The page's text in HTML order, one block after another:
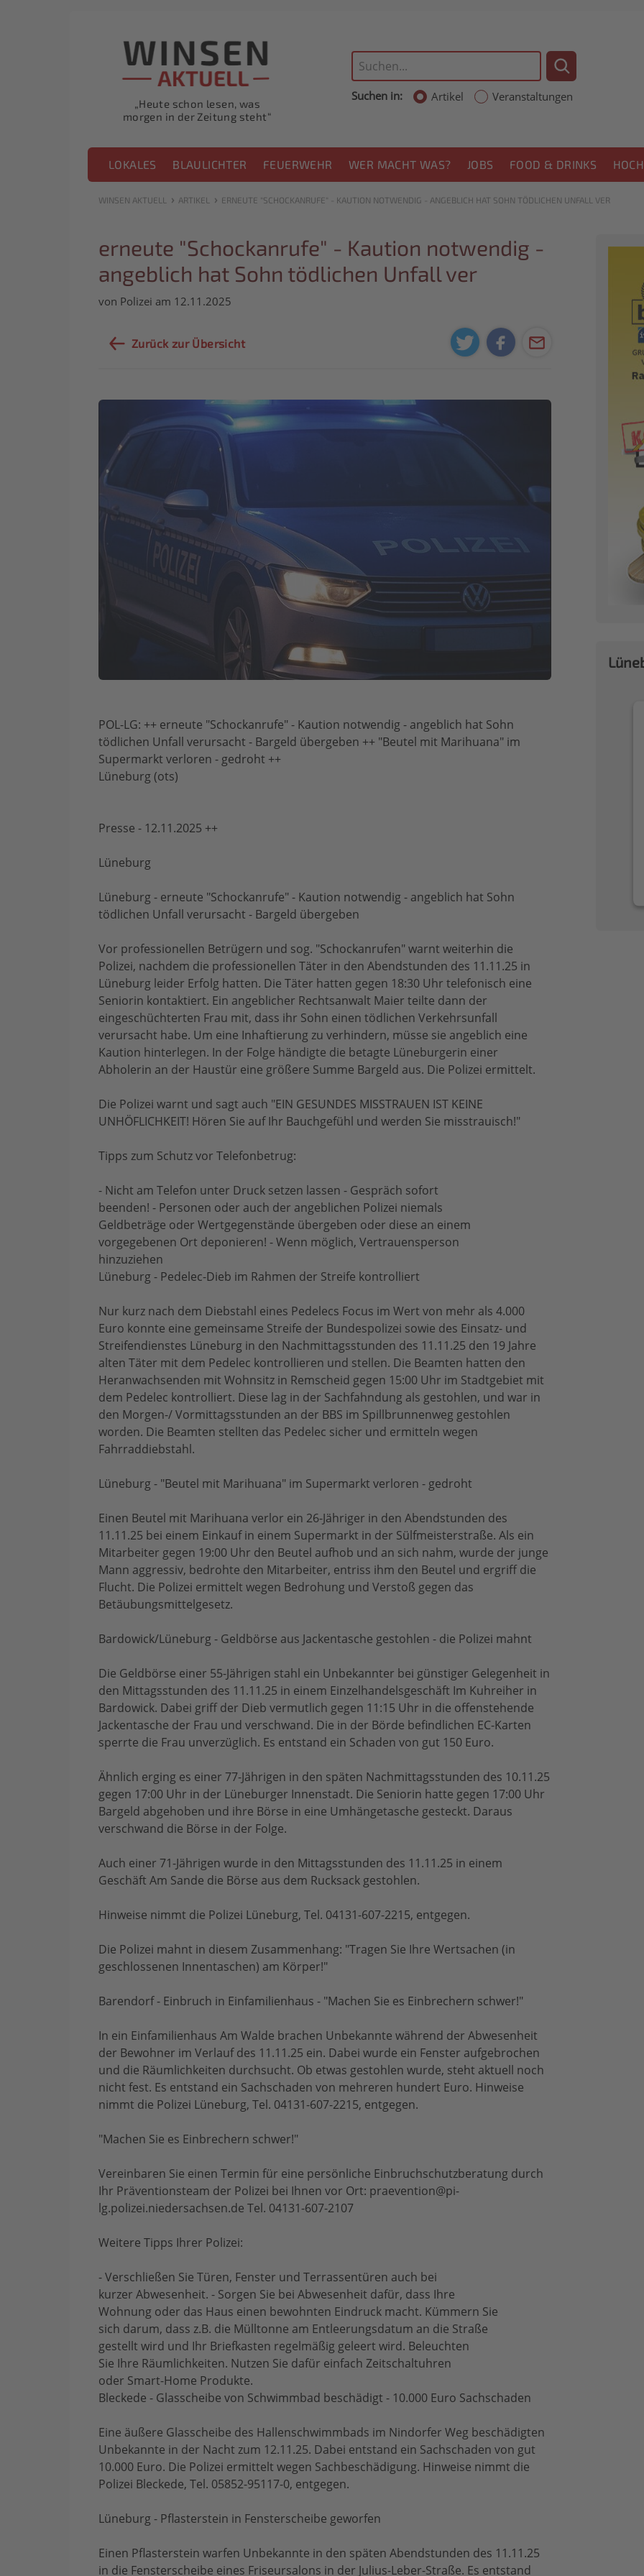
„Heute schon lesen, was
morgen in der Zeitung steht“
Suchen in: Artikel Veranstaltungen
LOKALES BLAULICHTER FEUERWEHR WER MACHT WAS? JOBS FOOD & DRINKS
WINSEN AKTUELL › ARTIKEL › ERNEUTE "SCHOCKANRUFE" - KAUTION NOTWENDIG - ANGEBLICH HAT SOHN TÖDLICHEN UNFALL VER
erneute "Schockanrufe" - Kaution notwendig -
angeblich hat Sohn tödlichen Unfall ver
von Polizei am 12.11.2025
Zurück zur Übersicht
POL-LG: ++ erneute "Schockanrufe" - Kaution notwendig - angeblich hat Sohn
tödlichen Unfall verursacht - Bargeld übergeben ++ "Beutel mit Marihuana" im
Supermarkt verloren - gedroht ++
Lüneburg (ots)
Presse - 12.11.2025 ++
Lüneburg
Lüneburg - erneute "Schockanrufe" - Kaution notwendig - angeblich hat Sohn
tödlichen Unfall verursacht - Bargeld übergeben
Vor professionellen Betrügern und sog. "Schockanrufen" warnt weiterhin die
Polizei, nachdem die professionellen Täter in den Abendstunden des 11.11.25 in
Lüneburg leider Erfolg hatten. Die Täter hatten gegen 18:30 Uhr telefonisch eine
Seniorin kontaktiert. Ein angeblicher Rechtsanwalt Maier teilte dann der
eingeschüchterten Frau mit, dass ihr Sohn einen tödlichen Verkehrsunfall
verursacht habe. Um eine Inhaftierung zu verhindern, müsse sie angeblich eine
Kaution hinterlegen. In der Folge händigte die betagte Lüneburgerin einer
Abholerin an der Haustür eine größere Summe Bargeld aus. Die Polizei ermittelt.
Die Polizei warnt und sagt auch "EIN GESUNDES MISSTRAUEN IST KEINE
UNHÖFLICHKEIT! Hören Sie auf Ihr Bauchgefühl und werden Sie misstrauisch!"
Tipps zum Schutz vor Telefonbetrug:
- Nicht am Telefon unter Druck setzen lassen - Gespräch sofort
beenden! - Personen oder auch der angeblichen Polizei niemals
Geldbeträge oder Wertgegenstände übergeben oder diese an einem
vorgegebenen Ort deponieren! - Wenn möglich, Vertrauensperson
hinzuziehen
Lüneburg - Pedelec-Dieb im Rahmen der Streife kontrolliert
Nur kurz nach dem Diebstahl eines Pedelecs Focus im Wert von mehr als 4.000
Euro konnte eine gemeinsame Streife der Bundespolizei sowie des Einsatz- und
Streifendienstes Lüneburg in den Nachmittagsstunden des 11.11.25 den 19 Jahre
alten Täter mit dem Pedelec kontrollieren und stellen. Die Beamten hatten den
Heranwachsenden mit Wohnsitz in Remscheid gegen 15:00 Uhr im Stadtgebiet mit
dem Pedelec kontrolliert. Diese lag in der Sachfahndung als gestohlen, und war in
den Morgen-/ Vormittagsstunden an der BBS im Spillbrunnenweg gestohlen
worden. Die Beamten stellten das Pedelec sicher und ermitteln wegen
Fahrraddiebstahl.
Lüneburg - "Beutel mit Marihuana" im Supermarkt verloren - gedroht
Einen Beutel mit Marihuana verlor ein 26-Jähriger in den Abendstunden des
11.11.25 bei einem Einkauf in einem Supermarkt in der Sülfmeisterstraße. Als ein
Mitarbeiter gegen 19:00 Uhr den Beutel aufhob und an sich nahm, wurde der junge
Mann aggressiv, bedrohte den Mitarbeiter, entriss ihm den Beutel und ergriff die
Flucht. Die Polizei ermittelt wegen Bedrohung und Verstoß gegen das
Betäubungsmittelgesetz.
Bardowick/Lüneburg - Geldbörse aus Jackentasche gestohlen - die Polizei mahnt
Die Geldbörse einer 55-Jährigen stahl ein Unbekannter bei günstiger Gelegenheit in
den Mittagsstunden des 11.11.25 in einem Einzelhandelsgeschäft Im Kuhreiher in
Bardowick. Dabei griff der Dieb vermutlich gegen 11:15 Uhr in die offenstehende
Jackentasche der Frau und verschwand. Die in der Börde befindlichen EC-Karten
sperrte die Frau unverzüglich. Es entstand ein Schaden von gut 150 Euro.
Ähnlich erging es einer 77-Jährigen in den späten Nachmittagsstunden des 10.11.25
gegen 17:00 Uhr in der Lüneburger Innenstadt. Die Seniorin hatte gegen 17:00 Uhr
Bargeld abgehoben und ihre Börse in eine Umhängetasche gesteckt. Daraus
verschwand die Börse in der Folge.
Auch einer 71-Jährigen wurde in den Mittagsstunden des 11.11.25 in einem
Geschäft Am Sande die Börse aus dem Rucksack gestohlen.
Hinweise nimmt die Polizei Lüneburg, Tel. 04131-607-2215, entgegen.
Die Polizei mahnt in diesem Zusammenhang: "Tragen Sie Ihre Wertsachen (in
geschlossenen Innentaschen) am Körper!"
Barendorf - Einbruch in Einfamilienhaus - "Machen Sie es Einbrechern schwer!"
In ein Einfamilienhaus Am Walde brachen Unbekannte während der Abwesenheit
der Bewohner im Verlauf des 11.11.25 ein. Dabei wurde ein Fenster aufgebrochen
und die Räumlichkeiten durchsucht. Ob etwas gestohlen wurde, steht aktuell noch
nicht fest. Es entstand ein Sachschaden von mehreren hundert Euro. Hinweise
nimmt die Polizei Lüneburg, Tel. 04131-607-2215, entgegen.
"Machen Sie es Einbrechern schwer!"
Vereinbaren Sie einen Termin für eine persönliche Einbruchschutzberatung durch
Ihr Präventionsteam der Polizei bei Ihnen vor Ort: praevention@pi-
lg.polizei.niedersachsen.de Tel. 04131-607-2107
Weitere Tipps Ihrer Polizei:
- Verschließen Sie Türen, Fenster und Terrassentüren auch bei
kurzer Abwesenheit. - Sorgen Sie bei Abwesenheit dafür, dass Ihre
Wohnung oder das Haus einen bewohnten Eindruck macht. Kümmern Sie
sich darum, dass z.B. die Mülltonne am Entleerungsdatum an die Straße
gestellt wird und Ihr Briefkasten regelmäßig geleert wird. Beleuchten
Sie Ihre Räumlichkeiten. Nutzen Sie dafür einfach Zeitschaltuhren
oder Smart-Home Produkte.
Bleckede - Glasscheibe von Schwimmbad beschädigt - 10.000 Euro Sachschaden
Eine äußere Glasscheibe des Hallenschwimmbads im Nindorfer Weg beschädigten
Unbekannte in der Nacht zum 12.11.25. Dabei entstand ein Sachschaden von gut
10.000 Euro. Die Polizei ermittelt wegen Sachbeschädigung. Hinweise nimmt die
Polizei Bleckede, Tel. 05852-95117-0, entgegen.
Lüneburg - Pflasterstein in Fensterscheibe geworfen
Einen Pflasterstein warfen Unbekannte in den späten Abendstunden des 11.11.25
in die Fensterscheibe eines Friseursalons in der Julius-Leber-Straße. Es entstand